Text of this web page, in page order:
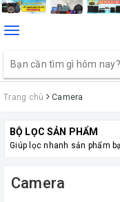
Toggle
Trang chủ Camera
BỘ LỌC SẢN PHẨM
Giúp lọc nhanh sản phẩm
Camera